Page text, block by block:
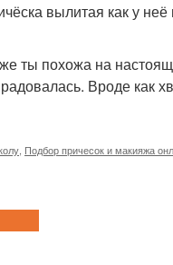
вылитая как у
ты похожа на
Вроде как
Подбор причесок и макияжа